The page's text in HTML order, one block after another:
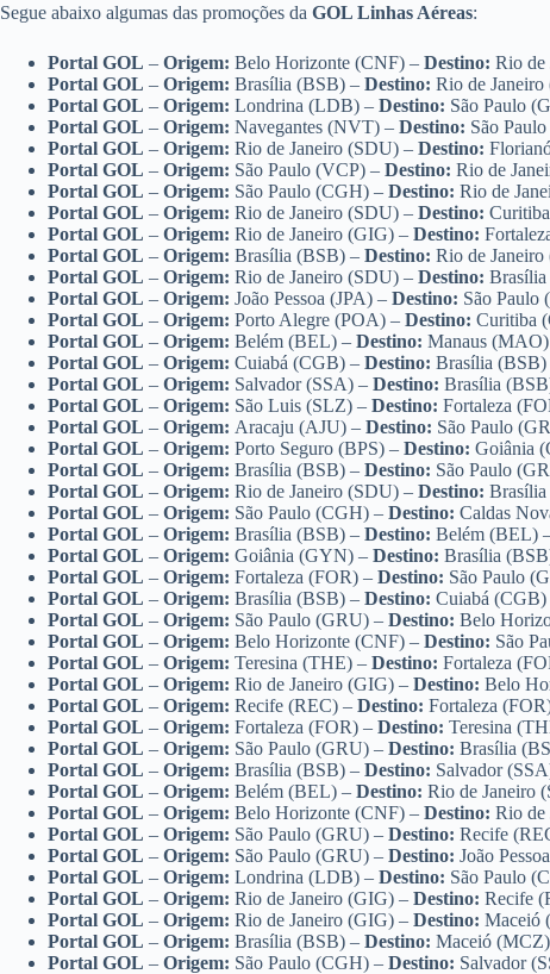
Segue abaixo algumas das promoções da GOL Linhas Aéreas:
Portal GOL – Origem: Belo Horizonte (CNF) – Destino: Rio de
Portal GOL – Origem: Brasília (BSB) – Destino: Rio de
Portal GOL – Origem: Londrina (LDB) – Destino: São Paulo
Portal GOL – Origem: Navegantes (NVT) – Destino: São
Portal GOL – Origem: Rio de Janeiro (SDU) – Destino:
Portal GOL – Origem: São Paulo (VCP) – Destino: Rio de
Portal GOL – Origem: São Paulo (CGH) – Destino: Rio de
Portal GOL – Origem: Rio de Janeiro (SDU) – Destino:
Portal GOL – Origem: Rio de Janeiro (GIG) – Destino:
Portal GOL – Origem: Brasília (BSB) – Destino: Rio de
Portal GOL – Origem: Rio de Janeiro (SDU) – Destino:
Portal GOL – Origem: João Pessoa (JPA) – Destino: São Paulo
Portal GOL – Origem: Porto Alegre (POA) – Destino: Curitiba
Portal GOL – Origem: Belém (BEL) – Destino: Manaus
Portal GOL – Origem: Cuiabá (CGB) – Destino: Brasília (BSB)
Portal GOL – Origem: Salvador (SSA) – Destino: Brasília
Portal GOL – Origem: São Luis (SLZ) – Destino: Fortaleza
Portal GOL – Origem: Aracaju (AJU) – Destino: São Paulo
Portal GOL – Origem: Porto Seguro (BPS) – Destino: Goiânia
Portal GOL – Origem: Brasília (BSB) – Destino: São Paulo
Portal GOL – Origem: Rio de Janeiro (SDU) – Destino:
Portal GOL – Origem: São Paulo (CGH) – Destino: Caldas
Portal GOL – Origem: Brasília (BSB) – Destino: Belém (BEL)
Portal GOL – Origem: Goiânia (GYN) – Destino: Brasília
Portal GOL – Origem: Fortaleza (FOR) – Destino: São Paulo
Portal GOL – Origem: Brasília (BSB) – Destino: Cuiabá (CGB)
Portal GOL – Origem: São Paulo (GRU) – Destino: Belo
Portal GOL – Origem: Belo Horizonte (CNF) – Destino: São
Portal GOL – Origem: Teresina (THE) – Destino: Fortaleza
Portal GOL – Origem: Rio de Janeiro (GIG) – Destino: Belo
Portal GOL – Origem: Recife (REC) – Destino: Fortaleza
Portal GOL – Origem: Fortaleza (FOR) – Destino: Teresina
Portal GOL – Origem: São Paulo (GRU) – Destino: Brasília
Portal GOL – Origem: Brasília (BSB) – Destino: Salvador
Portal GOL – Origem: Belém (BEL) – Destino: Rio de Janeiro
Portal GOL – Origem: Belo Horizonte (CNF) – Destino: Rio de
Portal GOL – Origem: São Paulo (GRU) – Destino: Recife
Portal GOL – Origem: São Paulo (GRU) – Destino: João
Portal GOL – Origem: Londrina (LDB) – Destino: São Paulo
Portal GOL – Origem: Rio de Janeiro (GIG) – Destino: Recife
Portal GOL – Origem: Rio de Janeiro (GIG) – Destino: Maceió
Portal GOL – Origem: Brasília (BSB) – Destino: Maceió
Portal GOL – Origem: São Paulo (CGH) – Destino: Salvador